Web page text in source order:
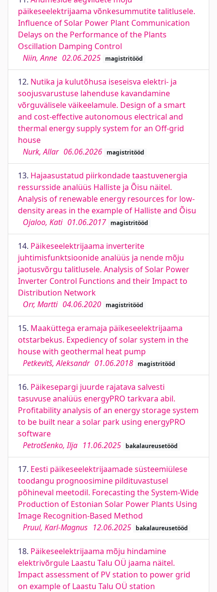
päikeseelektrijaama võnkesummutite talitlusele.
Influence of Solar Power Plant Communication
Delays on the Performance of the Plants
Oscillation Damping Control
Niin, Anne 02.06.2025 magistritööd
12. Nutika ja kulutõhusa iseseisva elektri- ja
soojusvarustuse lahenduse kavandamine
võrguvälisele väikeelamule. Design of a smart
and cost-effective autonomous electrical and
thermal energy supply system for an Off-grid
house
Nurk, Allar 06.06.2026 magistritööd
13. Hajaasustatud piirkondade taastuvenergia
ressursside analüüs Halliste ja Õisu näitel.
Analysis of renewable energy resources for low-
density areas in the example of Halliste and Õisu
Ojaloo, Kati 01.06.2017 magistritööd
14. Päikeseelektrijaama inverterite
juhtimisfunktsioonide analüüs ja nende mõju
jaotusvõrgu talitlusele. Analysis of Solar Power
Inverter Control Functions and their Impact to
Distribution Network
Orr, Martti 04.06.2020 magistritööd
15. Maaküttega eramaja päikeseelektrijaama
otstarbekus. Expediency of solar system in the
house with geothermal heat pump
Petkevitš, Aleksandr 01.06.2018 magistritööd
16. Päikesepargi juurde rajatava salvesti
tasuvuse analüüs energyPRO tarkvara abil.
Profitability analysis of an energy storage system
to be built near a solar park using energyPRO
software
Petrotšenko, Ilja 11.06.2025 bakalaureusetööd
17. Eesti päikeseelektrijaamade süsteemiülese
toodangu prognoosimine pildituvastusel
põhineval meetodil. Forecasting the System-Wide
Production of Estonian Solar Power Plants Using
Image Recognition-Based Method
Pruul, Karl-Magnus 12.06.2025 bakalaureusetööd
18. Päikeseelektrijaama mõju hindamine
elektrivõrgule Laastu Talu OÜ jaama näitel.
Impact assessment of PV station to power grid
on example of Laastu Talu OÜ station